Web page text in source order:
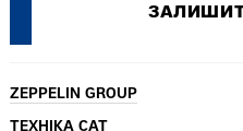
ZEPPELIN GROUP